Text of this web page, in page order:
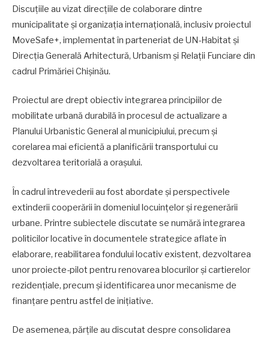
Discuțiile au vizat direcțiile de colaborare dintre
municipalitate și organizația internațională, inclusiv proiectul
MoveSafe+, implementat în parteneriat de UN-Habitat și
Direcția Generală Arhitectură, Urbanism și Relații Funciare din
cadrul Primăriei Chișinău.
Proiectul are drept obiectiv integrarea principiilor de
mobilitate urbană durabilă în procesul de actualizare a
Planului Urbanistic General al municipiului, precum și
corelarea mai eficientă a planificării transportului cu
dezvoltarea teritorială a orașului.
În cadrul întrevederii au fost abordate și perspectivele
extinderii cooperării în domeniul locuințelor și regenerării
urbane. Printre subiectele discutate se numără integrarea
politicilor locative în documentele strategice aflate în
elaborare, reabilitarea fondului locativ existent, dezvoltarea
unor proiecte-pilot pentru renovarea blocurilor și cartierelor
rezidențiale, precum și identificarea unor mecanisme de
finanțare pentru astfel de inițiative.
De asemenea, părțile au discutat despre consolidarea